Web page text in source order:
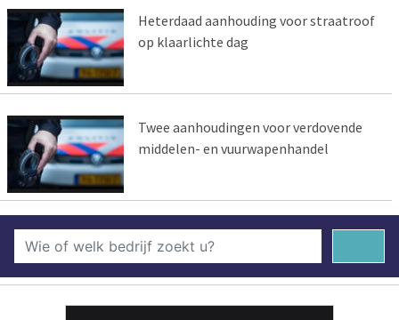
Heterdaad aanhouding voor straatroof
op klaarlichte dag
Twee aanhoudingen voor verdovende
middelen- en vuurwapenhandel